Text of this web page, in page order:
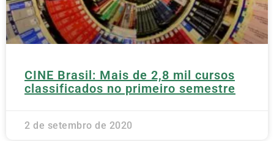
CINE Brasil: Mais de 2,8 mil cursos
classificados no primeiro semestre
2 de setembro de 2020